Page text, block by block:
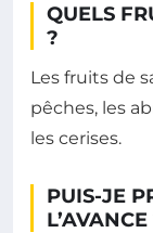
QUELS
?
Les fruits de
pêches, les
les cerises.
PUIS-JE
L’AVANCE